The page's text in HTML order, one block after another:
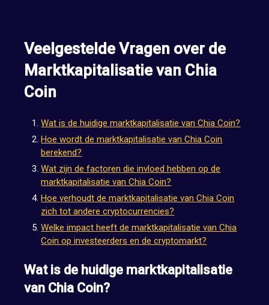
Veelgestelde Vragen over de
Marktkapitalisatie van Chia
Coin
Wat is de huidige marktkapitalisatie van Chia Coin?
Hoe wordt de marktkapitalisatie van Chia Coin
berekend?
Wat zijn de factoren die invloed hebben op de
marktkapitalisatie van Chia Coin?
Hoe verhoudt de marktkapitalisatie van Chia Coin
zich tot andere cryptocurrencies?
Welke impact heeft de marktkapitalisatie van Chia
Coin op investeerders en de cryptomarkt?
Wat is de huidige marktkapitalisatie
van Chia Coin?